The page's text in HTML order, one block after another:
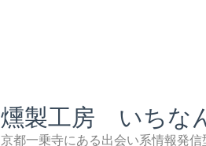
燻製工房 いちな
京都一乗寺にある出会い系情報発